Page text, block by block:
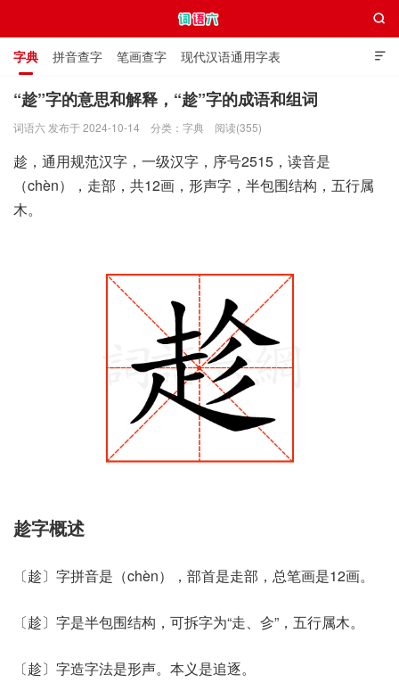

字典 拼音查字 笔画查字 现代汉语通用字表
通用规范汉字表 叠字大全 独体字大全 极简英语词典

“趁”字的意思和解释，“趁”字的成语和组词
词语六 发布于 2024-10-14 分类： 字典 阅读(355)
趁，通用规范汉字，一级汉字，序号2515，读音是
（chèn），走部，共12画，形声字，半包围结构，五行属
木。
趁字概述
〔趁〕字拼音是（chèn），部首是走部，总笔画是12画。
〔趁〕字是半包围结构，可拆字为“走、㐱”，五行属木。
〔趁〕字造字法是形声。本义是追逐。